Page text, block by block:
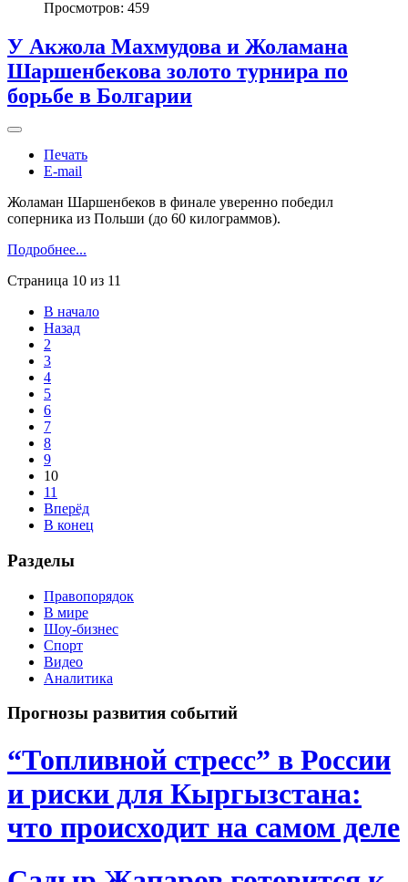
Просмотров: 459
У Акжола Махмудова и Жоламана
Шаршенбекова золото турнира по
борьбе в Болгарии
Печать
E-mail
Жоламан Шаршенбеков в финале уверенно победил
соперника из Польши (до 60 килограммов).
Подробнее...
Страница 10 из 11
В начало
Назад
2
3
4
5
6
7
8
9
10
11
Вперёд
В конец
Разделы
Правопорядок
В мире
Шоу-бизнес
Спорт
Видео
Аналитика
Прогнозы развития событий
“Топливной стресс” в России
и риски для Кыргызстана:
что происходит на самом деле